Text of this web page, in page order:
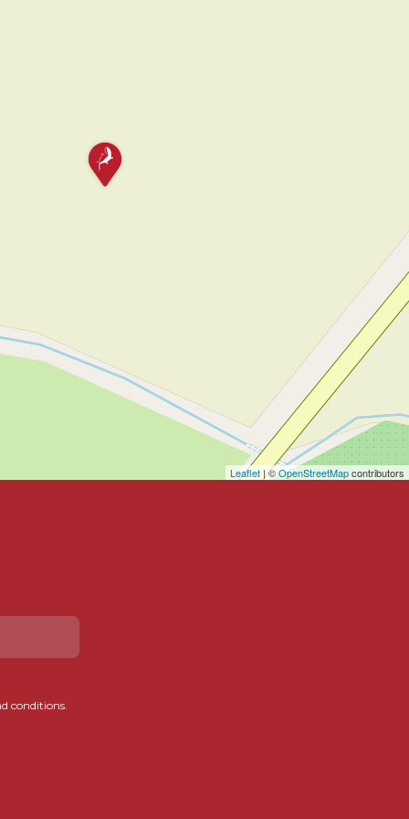
Leaflet | ©OpenStreetMapcontributors
conditions.